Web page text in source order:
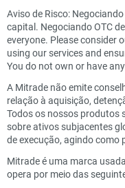
Aviso de Risco:
capital. Negociando OTC
everyone. Please consider
using our services and
You do not own or have
A Mitrade não emite
relação à aquisição,
Todos os nossos produtos
sobre ativos subjacentes
de execução, agindo
Mitrade é uma marca
opera por meio das